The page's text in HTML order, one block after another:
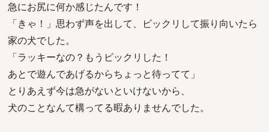
急にお尻に何か感じたんです！
「きゃ！」思わず声を出して、ビックリして振り向いたら
家の犬でした。
「ラッキーなの？もうビックリした！
あとで遊んであげるからちょっと待ってて」
とりあえず今は急がないといけないから、
犬のことなんて構ってる暇ありませんでした。